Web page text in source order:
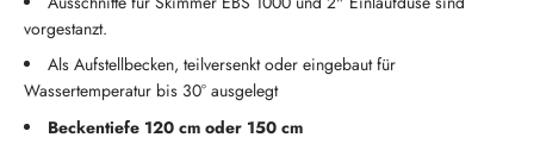
vorgestanzt.
Als Aufstellbecken, teilversenkt oder eingebaut für
Wassertemperatur bis 30° ausgelegt
Beckentiefe 120 cm oder 150 cm